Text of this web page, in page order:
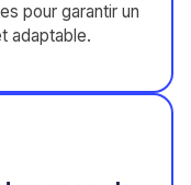
pour garantir un
adaptable.